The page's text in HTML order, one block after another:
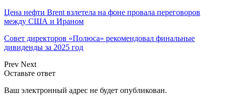
Цена нефти Brent взлетела на фоне провала переговоров
между США и Ираном
Совет директоров «Полюса» рекомендовал финальные
дивиденды за 2025 год
Prev Next
Оставьте ответ
Ваш электронный адрес не будет опубликован.